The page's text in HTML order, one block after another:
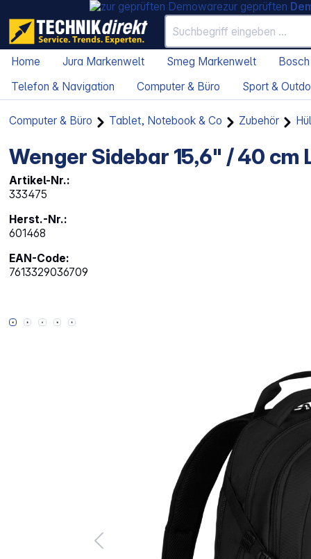
zur geprüften
Home Jura Markenwelt Smeg Markenwelt
Telefon & Navigation
Computer & Büro Sport &
Computer & Büro Tablet, Notebook & Co Zubehör
Wenger Sidebar 15,6" / 40
Artikel-Nr.:
333475
Herst.-Nr.:
601468
EAN-Code:
7613329036709
Bildergalerie überspringen